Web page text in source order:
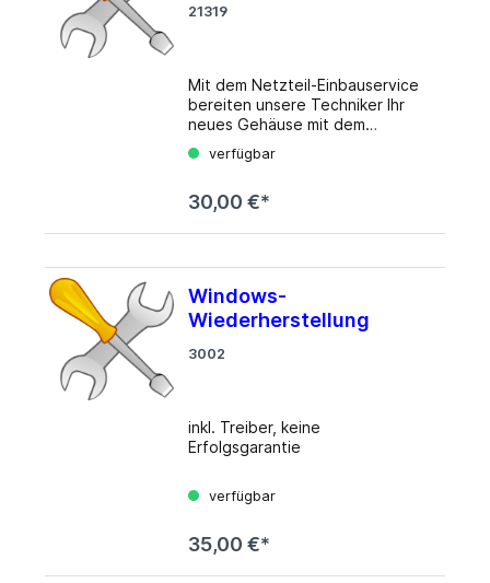
21319
Mit dem Netzteil-Einbauservice
bereiten unsere Techniker Ihr
neues Gehäuse mit dem
fachgerechten Einbau des neuen
Netzteils optimal für die
frei nach Ihren Wünschen und
verfügbar
30,00 €*
Windows-
Wiederherstellung
3002
inkl. Treiber, keine
Erfolgsgarantie
verfügbar
35,00 €*